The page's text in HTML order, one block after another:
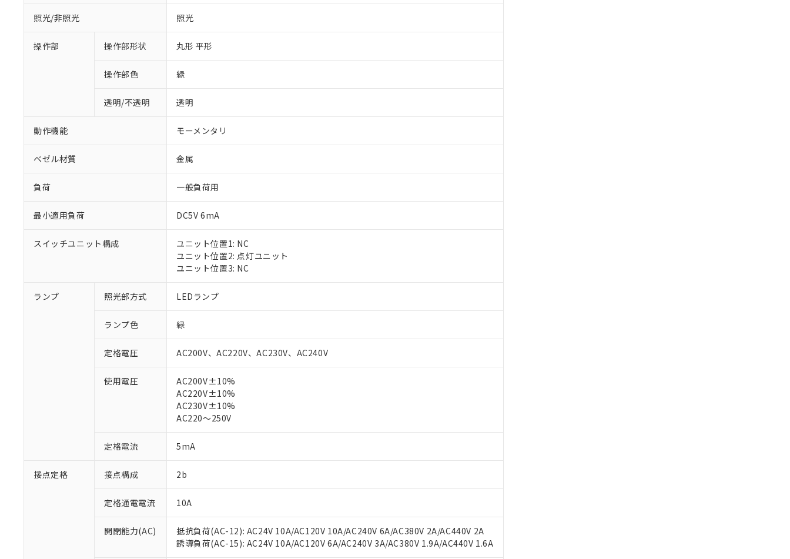
照光/非照光 照光
操作部 操作部形状 丸形 平形
操作部色 緑
透明/不透明 透明
動作機能 モーメンタリ
ベゼル材質 金属
負荷 一般負荷用
最小適用負荷 DC5V 6mA
スイッチユニット構成
ユニット位置1: NC
ユニット位置2: 点灯ユニット
ユニット位置3: NC
ランプ 照光部方式 LEDランプ
ランプ色 緑
定格電圧 AC200V、AC220V、AC230V、AC240V
使用電圧
AC200V±10%
AC220V±10%
AC230V±10%
AC220～250V
定格電流 5mA
接点定格 接点構成 2b
定格通電電流 10A
開閉能力(AC)
抵抗負荷(AC-12): AC24V 10A/AC120V 10A/AC240V 6A/AC380V 2A/AC440V 2A
誘導負荷(AC-15): AC24V 10A/AC120V 6A/AC240V 3A/AC380V 1.9A/AC440V 1.6A
ご利用条件
以下の条件をお読みいただき、同意のうえご利用ください。
当社制御機器事業取扱商品の中には、本サービスの対象外となる商品もあることをご了承ください。
のであり、閲覧された時点での実際の在庫および標準価格とは異なる場合があることをご了承くださ
当社販売員にご相談ください。
オムロン制御機器販売店や当社販売拠点は「販売ネットワーク
」をご確認ください。
在庫状況および標準価格結果を当社の事前の承諾なく第三者に漏洩または開示しないようお願いしま
※1 対応状況
対応済み：EU RoHS指令（10物質）の非含有に対応した製品が提供可能な商品です。
対応予定：EU RoHS指令（10物質）の非含有に対応した製品に切り替える予定のある商品です。
対応予定なし：EU RoHS指令（10物質）の非含有に非対応の商品で、対応品を出す予定はありません。
調査・確認中：EU RoHS指令（10物質）の非含有の対応状況を調査中または確認中の商品です。
非該当品：ライセンス料など無形物で、有害物質有無と関係のない商品です。
仕入先様の事情により、非含有部品としていたものが、含有品と判明した場合などやむを得ず変更すること
があります。
鉛(Pb) 1000ppm以下、 水銀(Hg) 1000ppm以下、 カドミウム(Cd) 100ppm以下、
フタル酸エステル類の４物質については閾値を超える意図的な使用がないことを確認しています。
※2 対応予定月
部品在庫の切り替え状況などにより、予定月が前後することがあります。
※1 中国RoHS○×表
「○」：最大均質材料含有率が中国RoHSの基準値以下であることを示します。
「×」：最大均質材料含有率が中国RoHSの基準値を超えていることを示します。
「－」：未確認です。当社販売部門へお問い合わせください。
Cr(Ⅵ)(六価クロム) : 1000ppm、 PBBs(ポリ臭化ビフェニル類) : 1000ppm、 PBDEs(ポリ臭化ジフェニルエーテル類) : 1000ppm、
DBP(フタル酸ジブチル) : 1000ppm、 DIBP(フタル酸ジイソブチル) : 1000ppm、 BBP(フタル酸ブチルベンジル) : 1000ppm、
DEHP(フタル酸ビス(2-エチルヘキシル)) : 1000ppm
※2 環境保護使用期限
などの必要な手続きをとります。
ます。
置等に一切使用いたしません。
当社は、貴社製品を第三者に販売する場合は、上記1、2および3の内容を当該第三者に通知します。
また当社は、販売先および販売に係わる関係者が違法に輸出するおそれがある場合は、取り引きをい
たしません。
△ 一定数には満たないが在庫あり